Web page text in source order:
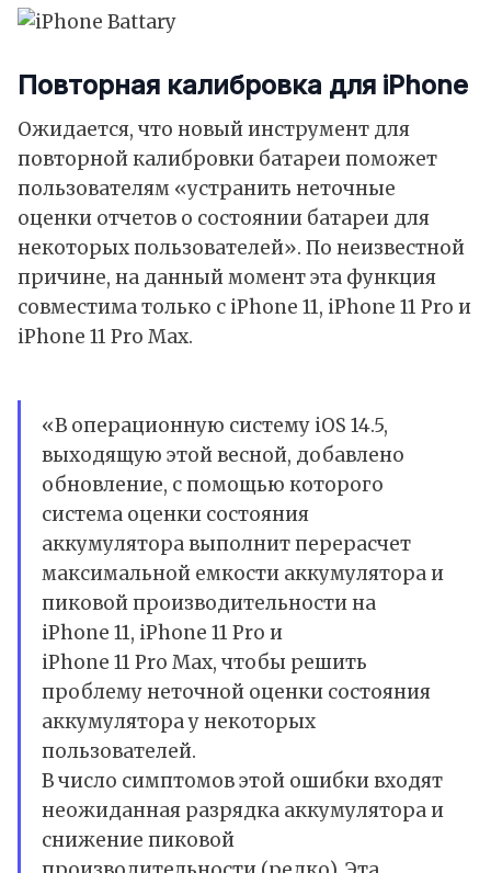
Повторная калибровка для iPhone
Ожидается, что новый инструмент для
повторной калибровки батареи поможет
пользователям «устранить неточные
оценки отчетов о состоянии батареи для
некоторых пользователей». По неизвестной
причине, на данный момент эта функция
совместима только с iPhone 11, iPhone 11 Pro и
iPhone 11 Pro Max.
«В операционную систему iOS 14.5,
выходящую этой весной, добавлено
обновление, с помощью которого
система оценки состояния
аккумулятора выполнит перерасчет
максимальной емкости аккумулятора и
пиковой производительности на
iPhone 11, iPhone 11 Pro и
iPhone 11 Pro Max, чтобы решить
проблему неточной оценки состояния
аккумулятора у некоторых
пользователей.
В число симптомов этой ошибки входят
неожиданная разрядка аккумулятора и
снижение пиковой